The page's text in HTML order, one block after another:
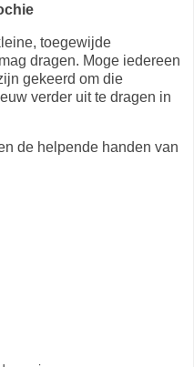
toegewijde
dragen. Moge iedereen
gekeerd om die
verder uit te dragen in
de helpende handen van